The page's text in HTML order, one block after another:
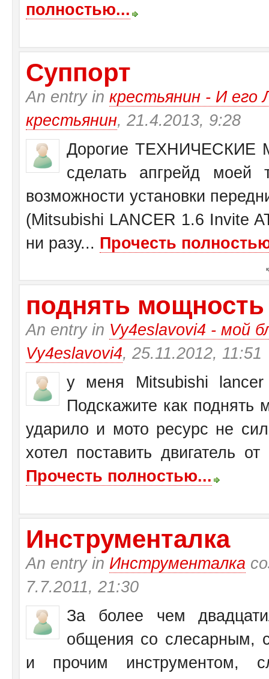
полностью...
Суппорт
An entry in крестьянин - И
крестьянин, 21.4.2013, 9:28
Дорогие ТЕХНИЧЕСКИЕ
сделать апгрейд моей
возможности установки
(Mitsubishi LANCER 1.6 Invite
ни разу... Прочесть
поднять
An entry in Vy4eslavovi4 - мой
Vy4eslavovi4, 25.11.2012, 11:51
у меня Mitsubishi
Подскажите как поднять
ударило и мото ресурс не
хотел поставить двигатель
Прочесть полностью...
Инструменталка
An entry in Инструменталка
7.7.2011, 21:30
За более чем
общения со слесарным,
и прочим инструментом,